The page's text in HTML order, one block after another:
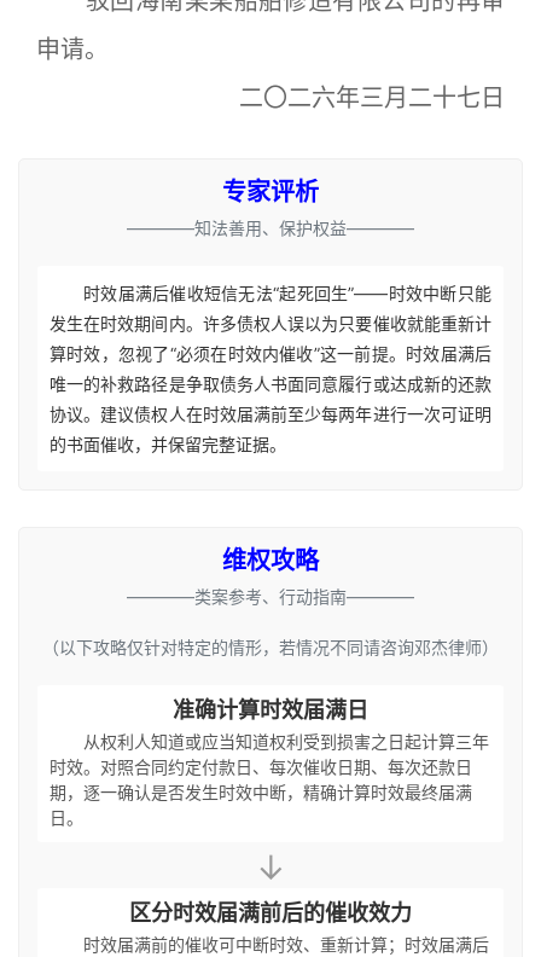
申请。
二〇二六年三月二十七日
专家评析
————知法善用、保护权益————
时效届满后催收短信无法“起死回生”——时效中断只能
发生在时效期间内。许多债权人误以为只要催收就能重新计
算时效，忽视了“必须在时效内催收”这一前提。时效届满后
唯一的补救路径是争取债务人书面同意履行或达成新的还款
协议。建议债权人在时效届满前至少每两年进行一次可证明
的书面催收，并保留完整证据。
维权攻略
————类案参考、行动指南————
（以下攻略仅针对特定的情形，若情况不同请咨询邓杰律师）
准确计算时效届满日
从权利人知道或应当知道权利受到损害之日起计算三年
时效。对照合同约定付款日、每次催收日期、每次还款日
期，逐一确认是否发生时效中断，精确计算时效最终届满
日。
↓
区分时效届满前后的催收效力
时效届满前的催收可中断时效、重新计算；时效届满后